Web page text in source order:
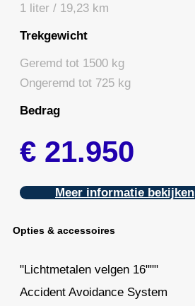
1 liter / 19,23 km
Trekgewicht
Geremd tot 1500 kg
Ongeremd tot 725 kg
Bedrag
€ 21.950
Meer informatie bekijken
Opties & accessoires
"Lichtmetalen velgen 16"""
Accident Avoidance System